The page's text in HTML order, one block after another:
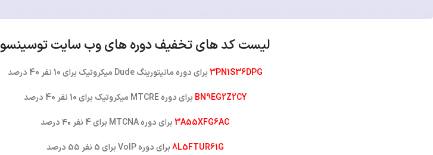
لیست کد های تخفیف دوره های وب سایت توسینسو
3PN1S36DPGبرای دوره مانیتورینگ Dude میکروتیک برای 10 نفر 40 درصد
BN9EG2Z2CY برای دوره MTCRE میکروتیک برای 10 نفر 40 درصد
3A55XFG6ACبرای دوره MTCNA برای 4 نفر ۴۰ درصد
8L5FTUR61Gبرای دوره VoIP برای 5 نفر 55 درصد